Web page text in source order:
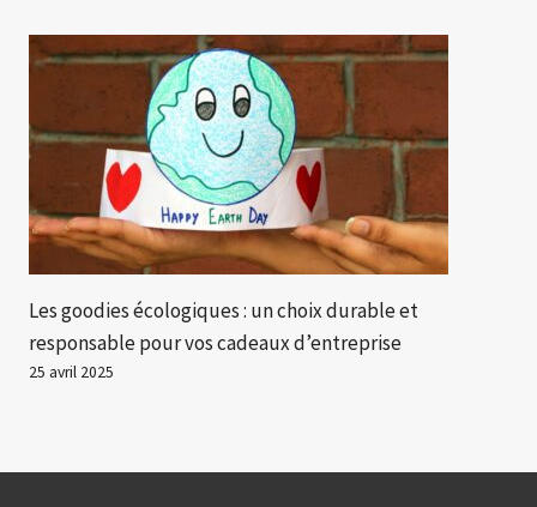
Les goodies écologiques : un choix durable et
responsable pour vos cadeaux d’entreprise
25 avril 2025